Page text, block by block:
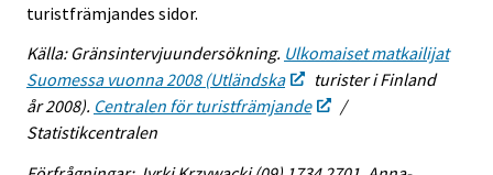
turistfrämjandes sidor.
Källa: Gränsintervjuundersökning. Ulkomaiset matkailijat
Suomessa vuonna 2008 (Utländska
turister i Finland
år 2008). Centralen för turistfrämjande
/
Statistikcentralen